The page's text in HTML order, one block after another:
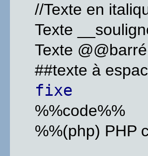
//Texte en
Texte
Texte
##texte à
fixe
%%code%%
%%(php) PHP